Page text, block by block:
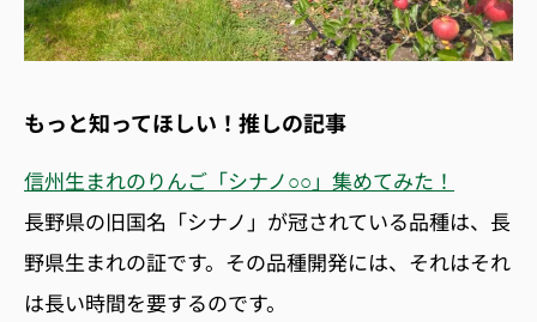
もっと知ってほしい！推しの記事
信州生まれのりんご「シナノ○○」集めてみた！
長野県の旧国名「シナノ」が冠されている品種は、長
野県生まれの証です。その品種開発には、それはそれ
は長い時間を要するのです。